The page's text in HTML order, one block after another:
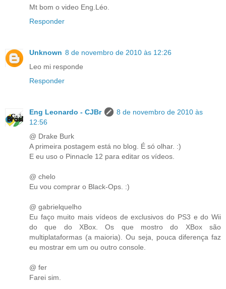
Mt bom o video Eng.Léo.
Responder
Unknown 8 de novembro de 2010 às 12:26
Leo mi responde
Responder
Eng Leonardo - CJBr
8 de novembro de 2010 às
12:56
@ Drake Burk
A primeira postagem está no blog. É só olhar. :)
E eu uso o Pinnacle 12 para editar os vídeos.
@ chelo
Eu vou comprar o Black-Ops. :)
@ gabrielquelho
Eu faço muito mais vídeos de exclusivos do PS3 e do Wii
do que do XBox. Os que mostro do XBox são
multiplataformas (a maioria). Ou seja, pouca diferença faz
eu mostrar em um ou outro console.
@ fer
Farei sim.